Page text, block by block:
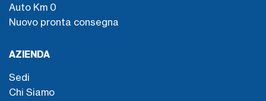
Auto Km 0
Nuovo pronta consegna
AZIENDA
Sedi
Chi Siamo